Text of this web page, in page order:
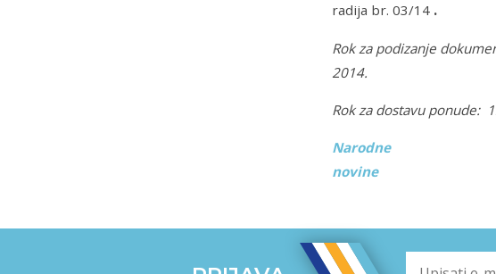
radija br. 03/14 .
Rok za podizanje
2014.
Rok za dostavu ponude:
Narodne
novine